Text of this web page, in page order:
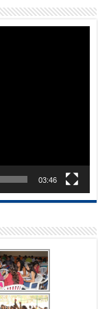
03:46